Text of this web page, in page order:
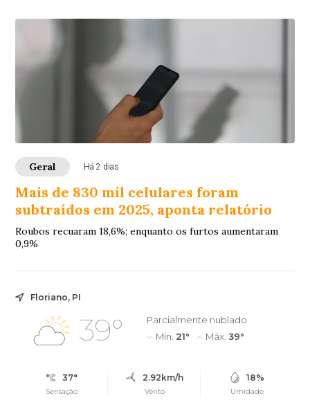
Geral Há 2 dias
Mais de 830 mil celulares foram
subtraídos em 2025, aponta relatório
Roubos recuaram 18,6%; enquanto os furtos aumentaram
0,9%
Floriano, PI
39°
Parcialmente nublado
Mín. 21° Máx. 39°
37°
Sensação
2.92km/h
Vento
18%
Umidade